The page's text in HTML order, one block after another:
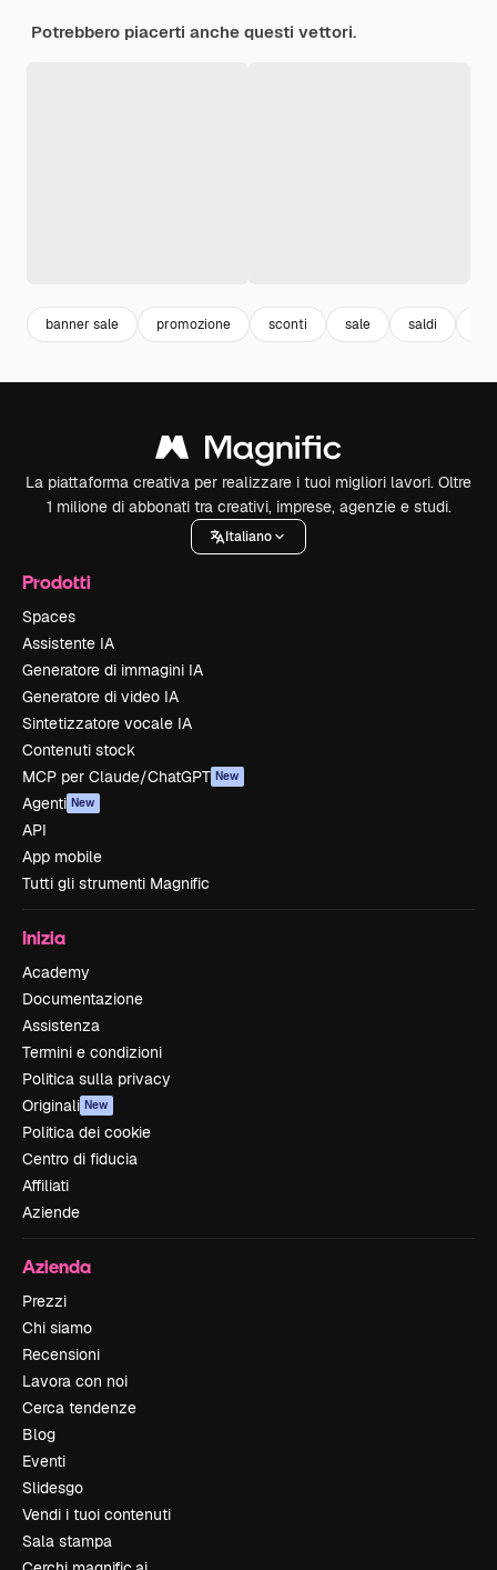
Potrebbero piacerti anche questi vettori.
banner sale promozione sconti sale saldi
La piattaforma creativa per realizzare i tuoi migliori lavori. Oltre
1 milione di abbonati tra creativi, imprese, agenzie e studi.
Italiano
Prodotti
Spaces
Assistente IA
Generatore di immagini IA
Generatore di video IA
Sintetizzatore vocale IA
Contenuti stock
MCP per Claude/ChatGPT New
Agenti New
API
App mobile
Tutti gli strumenti Magnific
Inizia
Academy
Documentazione
Assistenza
Termini e condizioni
Politica sulla privacy
Originali New
Politica dei cookie
Centro di fiducia
Affiliati
Aziende
Azienda
Prezzi
Chi siamo
Recensioni
Lavora con noi
Cerca tendenze
Blog
Eventi
Slidesgo
Vendi i tuoi contenuti
Sala stampa